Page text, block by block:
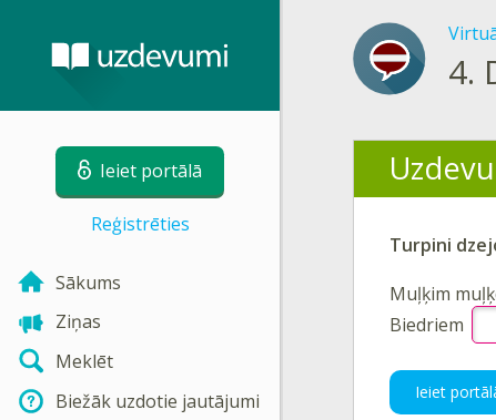
Ieiet portālā
Reģistrēties
Sākums
Ziņas
Meklēt
Biežāk uzdotie jautājumi
4.
Turpini
Muļķim
Biedriem
Ieiet